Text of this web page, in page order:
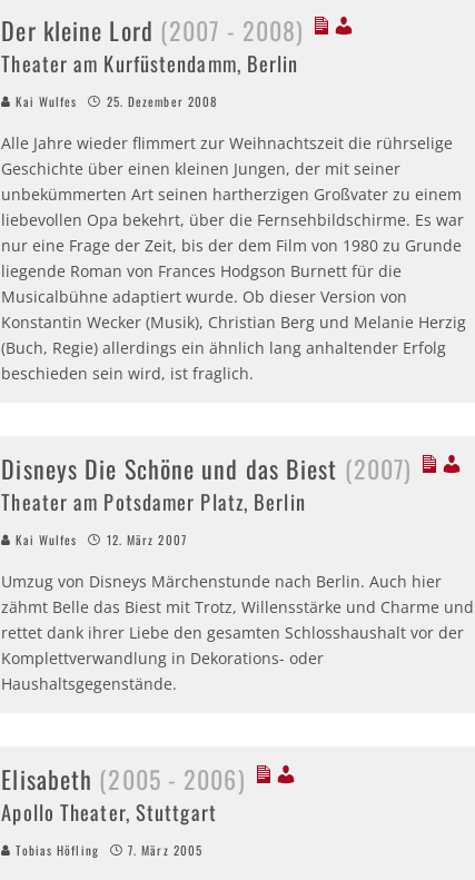
Der kleine Lord (2007 - 2008)
Theater am Kurfüstendamm, Berlin
Kai Wulfes 25. Dezember 2008
Alle Jahre wieder flimmert zur Weihnachtszeit die rührselige
Geschichte über einen kleinen Jungen, der mit seiner
unbekümmerten Art seinen hartherzigen Großvater zu einem
liebevollen Opa bekehrt, über die Fernsehbildschirme. Es war
nur eine Frage der Zeit, bis der dem Film von 1980 zu Grunde
liegende Roman von Frances Hodgson Burnett für die
Musicalbühne adaptiert wurde. Ob dieser Version von
Konstantin Wecker (Musik), Christian Berg und Melanie Herzig
(Buch, Regie) allerdings ein ähnlich lang anhaltender Erfolg
beschieden sein wird, ist fraglich.
Disneys Die Schöne und das Biest (2007)
Theater am Potsdamer Platz, Berlin
Kai Wulfes 12. März 2007
Umzug von Disneys Märchenstunde nach Berlin. Auch hier
zähmt Belle das Biest mit Trotz, Willensstärke und Charme und
rettet dank ihrer Liebe den gesamten Schlosshaushalt vor der
Komplettverwandlung in Dekorations- oder
Haushaltsgegenstände.
Elisabeth (2005 - 2006)
Apollo Theater, Stuttgart
Tobias Höfling 7. März 2005